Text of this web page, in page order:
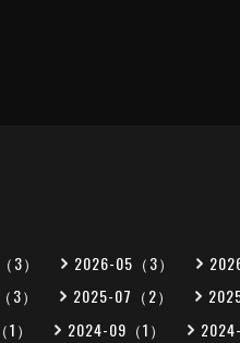
3） 2026-05（3）
3） 2025-07（2）
） 2024-09（1）